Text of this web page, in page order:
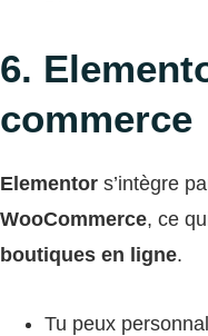
6.
commerce
Elementor s’intègre
WooCommerce, ce
boutiques en ligne.
Tu peux